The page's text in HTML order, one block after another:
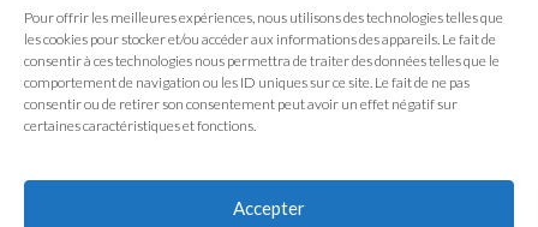
Pour offrir les meilleures expériences, nous utilisons des technologies telles que
les cookies pour stocker et/ou accéder aux informations des appareils. Le fait de
consentir à ces technologies nous permettra de traiter des données telles que le
comportement de navigation ou les ID uniques sur ce site. Le fait de ne pas
consentir ou de retirer son consentement peut avoir un effet négatif sur
certaines caractéristiques et fonctions.
Accepter
L’Agence
Coldwell Banker est une
agence immobilière
spécialisé dans la vente
de biens de luxe dans les
Alpes-Maritimes et
Monaco avec une agence
à Nice et Antibes
Plan du site